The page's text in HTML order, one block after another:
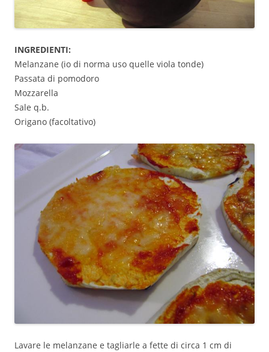
INGREDIENTI:
Melanzane (io di norma uso quelle viola tonde)
Passata di pomodoro
Mozzarella
Sale q.b.
Origano (facoltativo)
Lavare le melanzane e tagliarle a fette di circa 1 cm di